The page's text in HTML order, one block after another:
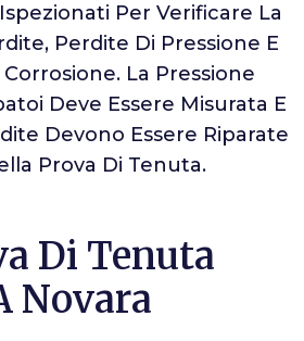
Per Verificare La
Perdite Di Pressione E
La Pressione
Deve Essere Misurata E
Devono Essere Riparate
Prova Di Tenuta.
Di Tenuta
Novara